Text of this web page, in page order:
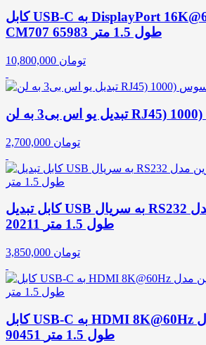
کابل USB-C به DisplayPort 16K@60Hz یوگرین مدل
CM707 65983 طول 1.5 متر
10,800,000 تومان
2,700,000 تومان
کابل تبدیل USB به سریال RS232 یوگرین مدل CR104
20211 طول 1.5 متر
3,850,000 تومان
کابل USB-C به HDMI 8K@60Hz یوگرین مدل CM565
90451 طول 1.5 متر